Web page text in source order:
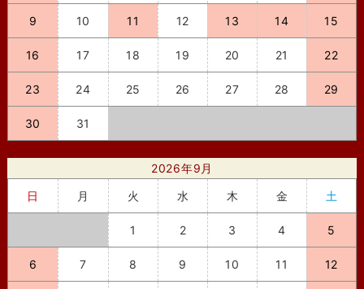
9 10 11 12 13 14 15
16 17 18 19 20 21 22
23 24 25 26 27 28 29
30 31
2026年9月
日
月 火 水 木 金 土
1 2 3 4 5
6 7 8 9 10 11 12